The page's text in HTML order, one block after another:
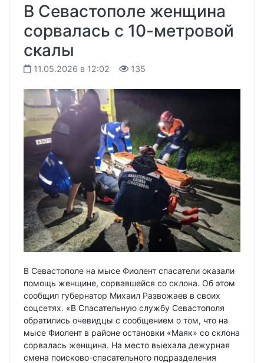
В Севастополе женщина
сорвалась с 10-метровой
скалы
11.05.2026 в 12:02 135
В Севастополе на мысе Фиолент спасатели оказали
помощь женщине, сорвавшейся со склона. Об этом
сообщил губернатор Михаил Развожаев в своих
соцсетях. «В Спасательную службу Севастополя
обратились очевидцы с сообщением о том, что на
мысе Фиолент в районе остановки «Маяк» со склона
сорвалась женщина. На место выехала дежурная
смена поисково-спасательного подразделения